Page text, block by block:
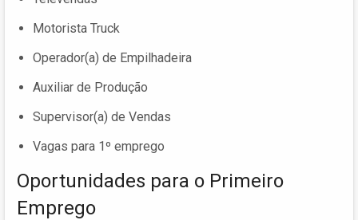
Motorista Truck
Operador(a) de Empilhadeira
Auxiliar de Produção
Supervisor(a) de Vendas
Vagas para 1º emprego
Oportunidades para o Primeiro
Emprego